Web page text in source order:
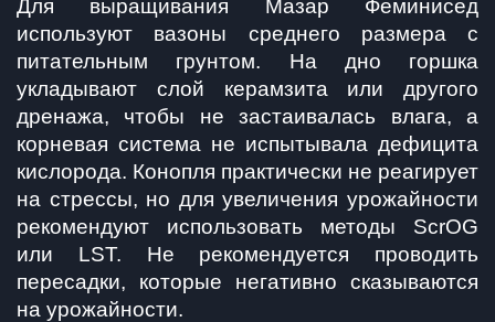
Для выращивания Мазар Феминисед
используют вазоны среднего размера с
питательным грунтом. На дно горшка
укладывают слой керамзита или другого
дренажа, чтобы не застаивалась влага, а
корневая система не испытывала дефицита
кислорода. Конопля практически не реагирует
на стрессы, но для увеличения урожайности
рекомендуют использовать методы ScrOG
или LST. Не рекомендуется проводить
пересадки, которые негативно сказываются
на урожайности.